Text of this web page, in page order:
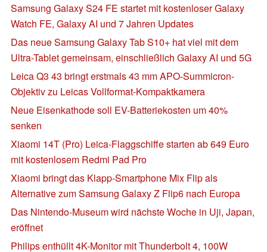
Samsung Galaxy S24 FE startet mit kostenloser Galaxy
Watch FE, Galaxy AI und 7 Jahren Updates
Das neue Samsung Galaxy Tab S10+ hat viel mit dem
Ultra-Tablet gemeinsam, einschließlich Galaxy AI und 5G
Leica Q3 43 bringt erstmals 43 mm APO-Summicron-
Objektiv zu Leicas Vollformat-Kompaktkamera
Neue Eisenkathode soll EV-Batteriekosten um 40%
senken
Xiaomi 14T (Pro) Leica-Flaggschiffe starten ab 649 Euro
mit kostenlosem Redmi Pad Pro
Xiaomi bringt das Klapp-Smartphone Mix Flip als
Alternative zum Samsung Galaxy Z Flip6 nach Europa
Das Nintendo-Museum wird nächste Woche in Uji, Japan,
eröffnet
Philips enthüllt 4K-Monitor mit Thunderbolt 4, 100W